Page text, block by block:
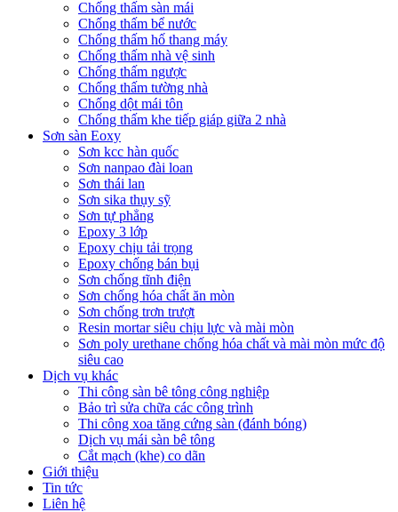
Chống thấm sàn mái
Chống thấm bể nước
Chống thấm hố thang máy
Chống thấm nhà vệ sinh
Chống thấm ngược
Chống thấm tường nhà
Chống dột mái tôn
Chống thấm khe tiếp giáp giữa 2 nhà
Sơn sàn Eoxy
Sơn kcc hàn quốc
Sơn nanpao đài loan
Sơn thái lan
Sơn sika thụy sỹ
Sơn tự phẳng
Epoxy 3 lớp
Epoxy chịu tải trọng
Epoxy chống bán bụi
Sơn chống tĩnh điện
Sơn chống hóa chất ăn mòn
Sơn chống trơn trượt
Resin mortar siêu chịu lực và mài mòn
Sơn poly urethane chống hóa chất và mài mòn mức độ
siêu cao
Dịch vụ khác
Thi công sàn bê tông công nghiệp
Bảo trì sửa chữa các công trình
Thi công xoa tăng cứng sàn (đánh bóng)
Dịch vụ mái sàn bê tông
Cắt mạch (khe) co dãn
Giới thiệu
Tin tức
Liên hệ